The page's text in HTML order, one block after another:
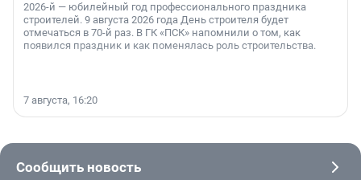
2026-й — юбилейный год профессионального праздника
строителей. 9 августа 2026 года День строителя будет
отмечаться в 70-й раз. В ГК «ПСК» напомнили о том, как
появился праздник и как поменялась роль строительства.
7 августа, 16:20
Сообщить новость